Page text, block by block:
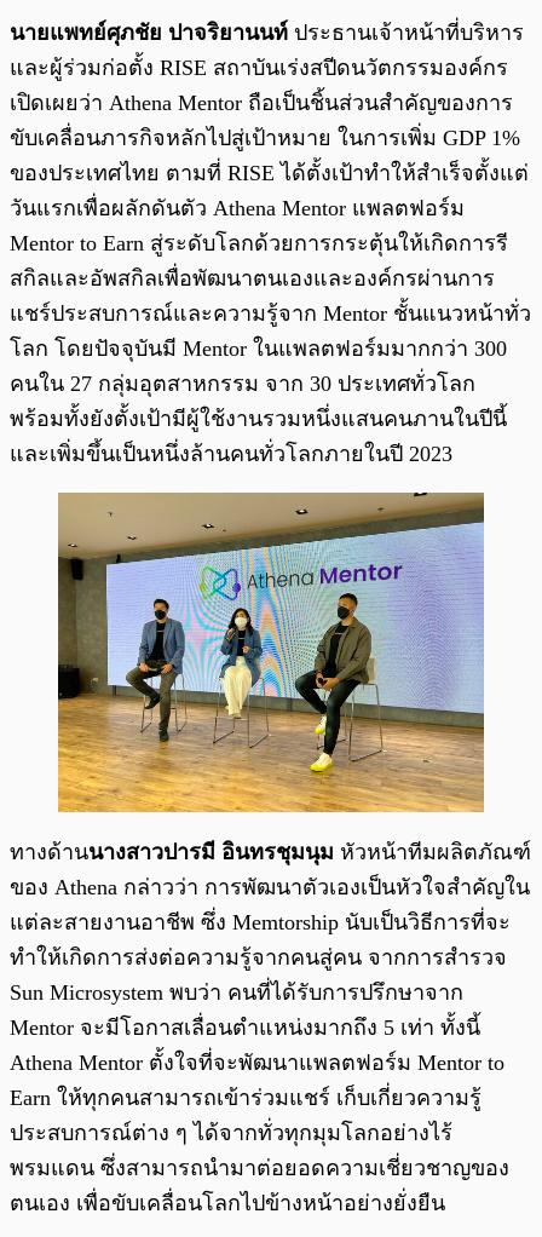
นายแพทย์ศุภชัย ปาจริยานนท์ ประธานเจ้าหน้าที่บริหาร
และผู้ร่วมก่อตั้ง RISE สถาบันเร่งสปีดนวัตกรรมองค์กร
เปิดเผยว่า Athena Mentor ถือเป็นชิ้นส่วนสำคัญของการ
ขับเคลื่อนภารกิจหลักไปสู่เป้าหมาย ในการเพิ่ม GDP 1%
ของประเทศไทย ตามที่ RISE ได้ตั้งเป้าทำให้สำเร็จตั้งแต่
วันแรกเพื่อผลักดันตัว Athena Mentor แพลตฟอร์ม
Mentor to Earn สู่ระดับโลกด้วยการกระตุ้นให้เกิดการรี
สกิลและอัพสกิลเพื่อพัฒนาตนเองและองค์กรผ่านการ
แชร์ประสบการณ์และความรู้จาก Mentor ชั้นแนวหน้าทั่ว
โลก โดยปัจจุบันมี Mentor ในแพลตฟอร์มมากกว่า 300
คนใน 27 กลุ่มอุตสาหกรรม จาก 30 ประเทศทั่วโลก
พร้อมทั้งยังตั้งเป้ามีผู้ใช้งานรวมหนึ่งแสนคนภานในปีนี้
และเพิ่มขึ้นเป็นหนึ่งล้านคนทั่วโลกภายในปี 2023
ทางด้านนางสาวปารมี อินทรชุมนุม หัวหน้าทีมผลิตภัณฑ์
ของ Athena กล่าวว่า การพัฒนาตัวเองเป็นหัวใจสำคัญใน
แต่ละสายงานอาชีพ ซึ่ง Memtorship นับเป็นวิธีการที่จะ
ทำให้เกิดการส่งต่อความรู้จากคนสู่คน จากการสำรวจ
Sun Microsystem พบว่า คนที่ได้รับการปรึกษาจาก
Mentor จะมีโอกาสเลื่อนตำแหน่งมากถึง 5 เท่า ทั้งนี้
Athena Mentor ตั้งใจที่จะพัฒนาแพลตฟอร์ม Mentor to
Earn ให้ทุกคนสามารถเข้าร่วมแชร์ เก็บเกี่ยวความรู้
ประสบการณ์ต่าง ๆ ได้จากทั่วทุกมุมโลกอย่างไร้
พรมแดน ซึ่งสามารถนำมาต่อยอดความเชี่ยวชาญของ
ตนเอง เพื่อขับเคลื่อนโลกไปข้างหน้าอย่างยั่งยืน